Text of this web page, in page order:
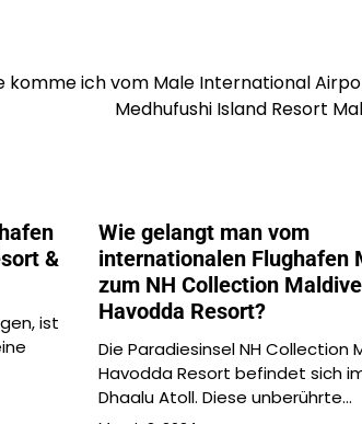
komme ich vom Male International
Medhufushi Island Resort
&
ist
Wie gelangt man vom
internationalen Flughafen
zum NH Collection
Havodda Resort?
Die Paradiesinsel NH Collection
Havodda Resort befindet sich
Dhaalu Atoll. Diese unberührte…